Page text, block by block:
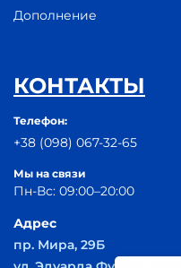
Дополнение
КОНТАКТЫ
Телефон:
+38 (098) 067-32-65
Мы на связи
Пн-Вс: 09:00–20:00
Адрес
пр. Мира, 29Б